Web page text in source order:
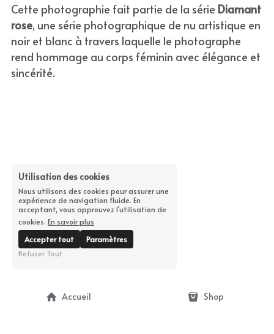
Cette photographie fait partie de la série Diamant
rose, une série photographique de nu artistique en
noir et blanc à travers laquelle le photographe
rend hommage au corps féminin avec élégance et
sincérité.
Accueil Shop
Utilisation des cookies
Nous utilisons des cookies pour assurer une
expérience de navigation fluide. En
acceptant, vous approuvez l'utilisation de
cookies. En savoir plus
Accepter tout
Paramètres
Refuser Tout